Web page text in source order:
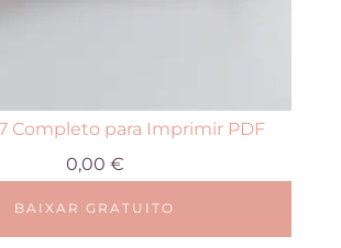
Completo para Imprimir PDF
0,00 €
BAIXAR GRATUITO